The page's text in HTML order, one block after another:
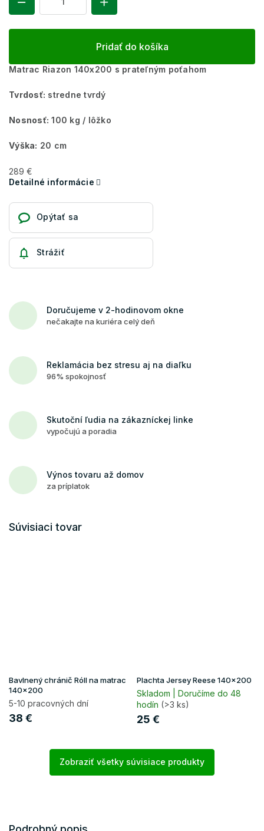
Pridať do košíka
Matrac Riazon 140x200 s prateľným poťahom
Tvrdosť: stredne tvrdý
Nosnosť: 100 kg / lôžko
Výška: 20 cm
289 €
Detailné informácie
Opýtať sa
Strážiť
Doručujeme v 2-hodinovom okne
nečakajte na kuriéra celý deň
Reklamácia bez stresu aj na diaľku
96% spokojnosť
Skutoční ľudia na zákazníckej linke
vypočujú a poradia
Výnos tovaru až domov
za príplatok
Súvisiaci tovar
Bavlnený chránič Róll na matrac
140x200
5-10 pracovných dní
38 €
Plachta Jersey Reese 140x200
Skladom | Doručíme do 48
hodín (>3 ks)
25 €
Zobraziť všetky súvisiace produkty